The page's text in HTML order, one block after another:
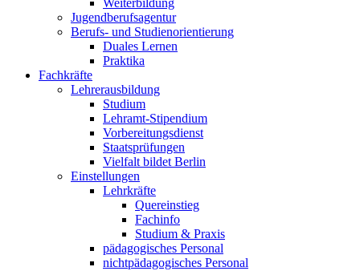
Weiterbildung
Jugend­berufsagentur
Berufs- und Studien­orientierung
Duales Lernen
Praktika
Fachkräfte
Lehrer­ausbildung
Studium
Lehramt-Stipendium
Vorbereitungs­dienst
Staatsprüfungen
Vielfalt bildet Berlin
Einstellungen
Lehrkräfte
Quereinstieg
Fachinfo
Studium & Praxis
pädagogisches Personal
nicht­pädagogisches Personal